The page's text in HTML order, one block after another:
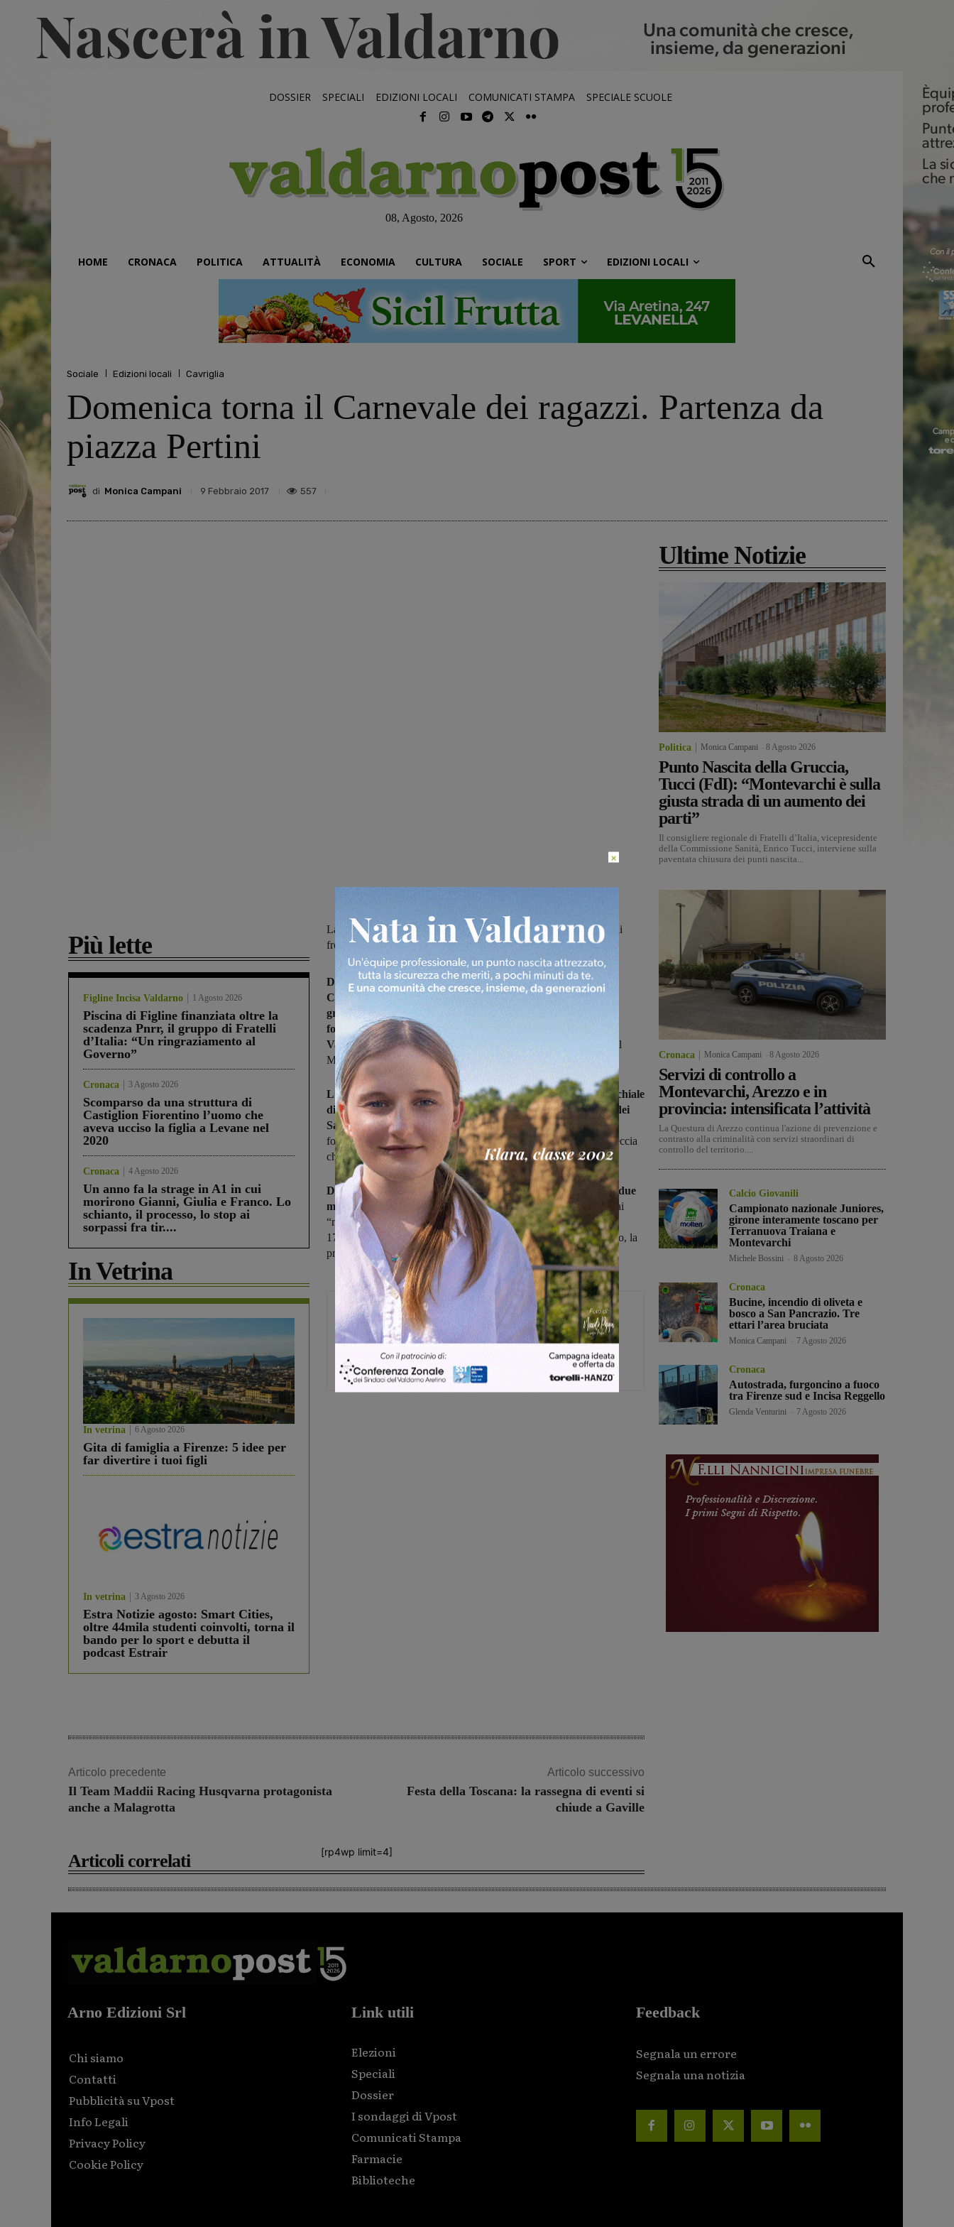
DOSSIER SPECIALI EDIZIONI LOCALI COMUNICATI STAMPA SPECIALE SCUOLE
08, Agosto, 2026
HOME CRONACA POLITICA ATTUALITÀ ECONOMIA CULTURA SOCIALE SPORT EDIZIONI LOCALI
Sociale Edizioni locali Cavriglia
Domenica torna il Carnevale dei ragazzi. Partenza da
piazza Pertini
di Monica Campani 9 Febbraio 2017 557
Più lette
Figline Incisa Valdarno 1 Agosto 2026
Piscina di Figline finanziata oltre la
scadenza Pnrr, il gruppo di Fratelli
d’Italia: “Un ringraziamento al
Governo”
Cronaca 3 Agosto 2026
Scomparso da una struttura di
Castiglion Fiorentino l’uomo che
aveva ucciso la figlia a Levane nel
2020
Cronaca 4 Agosto 2026
Un anno fa la strage in A1 in cui
morirono Gianni, Giulia e Franco. Lo
schianto, il processo, lo stop ai
sorpassi fra tir....
In Vetrina
In vetrina 6 Agosto 2026
Gita di famiglia a Firenze: 5 idee per
far divertire i tuoi figli
In vetrina 3 Agosto 2026
Estra Notizie agosto: Smart Cities,
oltre 44mila studenti coinvolti, torna il
bando per lo sport e debutta il
podcast Estrair
La sfilata prenderà il via alle 14 in zona stadio da piazza Pertini, di
fronte quindi al Murales di Venturino Venturi
Domenica 12 febbraio torna il “Carnevale dei ragazzi” a
Castelnuovo dei Sabbioni, l'iniziativa in maschera realizzata
grazie alla sinergia tra le associazioni castelnuovesi con il
fondamentale contributo dell'Associazione Carnevale di
Vacchereccia.Per giovani e non ritrovo fissato alle 14 di fronte al
Murales di Venturino Venturi.
L'evento è stato promosso in sinergia dalla Comunità Parrocchiale
di San Donato, dal Comitato Festeggiamenti di Castelnuovo dei
Sabbioni e dalla società sportiva USD Castelnuovese
con il
fondamentale contributo dall'Associazione Carnevale di Vacchereccia
che ha messo a disposizione due carri.
Dopo la sfilata, presso la Sala Parrocchiale, verranno esposti due
mascheroni del Carnevale di Viareggiogentilmente concessi dai
“maestri” viareggini alla comunità di Castelnuovo. A partire dalle
17.00 infine, sempre presso i locali della Parrocchia di San Donato, la
premiazioni della maschera più bella e del gruppo più originale.
Monica Campani
Direttore
Articolo precedente
Il Team Maddii Racing Husqvarna protagonista
anche a Malagrotta
Articolo successivo
Festa della Toscana: la rassegna di eventi si
chiude a Gaville
[rp4wp limit=4]
Articoli correlati
Ultime Notizie
Politica Monica Campani 8 Agosto 2026
Punto Nascita della Gruccia,
Tucci (FdI): “Montevarchi è sulla
giusta strada di un aumento dei
parti”
Il consigliere regionale di Fratelli d’Italia, vicepresidente
della Commissione Sanità, Enrico Tucci, interviene sulla
paventata chiusura dei punti nascita...
Cronaca Monica Campani 8 Agosto 2026
Servizi di controllo a
Montevarchi, Arezzo e in
provincia: intensificata l’attività
La Questura di Arezzo continua l'azione di prevenzione e
contrasto alla criminalità con servizi straordinari di
controllo del territorio....
Calcio Giovanili
Campionato nazionale Juniores,
girone interamente toscano per
Terranuova Traiana e
Montevarchi
Michele Bossini 8 Agosto 2026
Cronaca
Bucine, incendio di oliveta e
bosco a San Pancrazio. Tre
ettari l’area bruciata
Monica Campani 7 Agosto 2026
Cronaca
Autostrada, furgoncino a fuoco
tra Firenze sud e Incisa Reggello
Glenda Venturini 7 Agosto 2026
Arno Edizioni Srl
Chi siamo
Contatti
Pubblicità su Vpost
Info Legali
Privacy Policy
Cookie Policy
Link utili
Elezioni
Speciali
Dossier
I sondaggi di Vpost
Comunicati Stampa
Farmacie
Biblioteche
Feedback
Segnala un errore
Segnala una notizia
×